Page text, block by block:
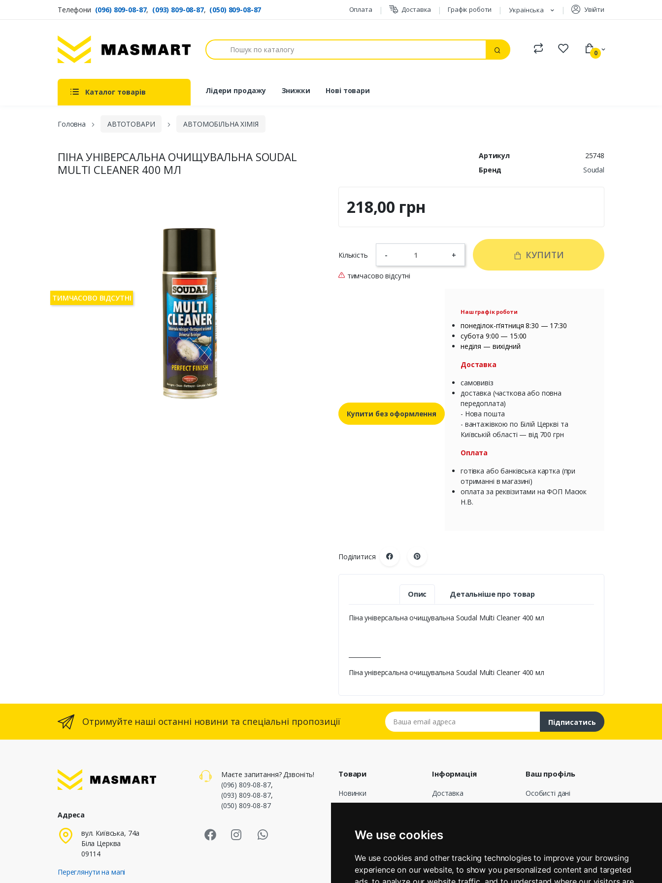
We use cookies
We use cookies and other tracking technologies to improve your browsing
experience on our website, to show you personalized content and targeted
Телефони (096) 809-08-87, (093) 809-08-87, (050) 809-08-87 Оплата Доставка Графік роботи Українська Увійти
Masmart
Пошук
Пошук
Compare Watchlist
0
Каталог товарів Лідери продажу Знижки Нові товари
Головна АВТОТОВАРИ АВТОМОБІЛЬНА ХІМІЯ
ПІНА УНІВЕРСАЛЬНА ОЧИЩУВАЛЬНА SOUDAL
MULTI CLEANER 400 МЛ
ТИМЧАСОВО ВІДСУТНІ
Артикул
25748
Бренд
Soudal
218,00 грн
Кількість - + КУПИТИ
тимчасово відсутні
Купити без оформлення
Наш графік роботи
понеділок-п’ятниця 8:30 — 17:30
субота 9:00 — 15:00
неділя — вихідний
Доставка
самовивіз
доставка (часткова або повна
передоплата)
- Нова пошта
- вантажівкою по Білій Церкві та
Київській області — від 700 грн
Оплата
готівка або банківська картка (при
отриманні в магазині)
оплата за реквізитами на ФОП Масюк
Н.В.
Поділитися
Опис Детальніше про товар
Піна універсальна очищувальна Soudal Multi Cleaner 400 мл
Піна універсальна очищувальна Soudal Multi Cleaner 400 мл
Отримуйте наші останні новини та спеціальні пропозиції Ваша email адреса
Підписатись
Адреса
вул. Київська, 74а
Біла Церква
09114
Переглянути на мапі
Маєте запитання? Дзвоніть!
(096) 809-08-87,
(093) 809-08-87,
(050) 809-08-87
Товари
Новинки
Популярні
Інформація
Доставка
Договір публічної
Оплата
Повернення і обмін
Графік роботи
Зв’яжіться з нами
Ваш профіль
Особисті дані
Замовлення
КНОПКА